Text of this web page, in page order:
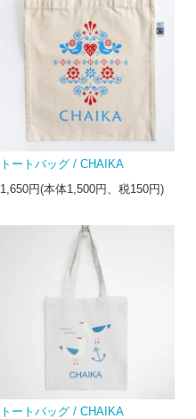
トートバッグ / CHAIKA
1,650円(本体1,500円、税150円)
トートバッグ / CHAIKA